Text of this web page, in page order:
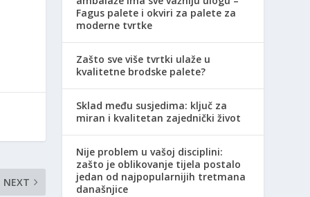
NEXT
Fagus palete i okviri za palete za
moderne tvrtke
Zašto sve više tvrtki ulaže u
kvalitetne brodske palete?
Sklad među susjedima: ključ za
miran i kvalitetan zajednički život
Nije problem u vašoj disciplini:
zašto je oblikovanje tijela postalo
jedan od najpopularnijih tretmana
današnjice